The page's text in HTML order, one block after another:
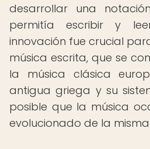
desarrollar una
permitía escribir y
innovación fue crucial
música escrita, que se
la música clásica
antigua griega y su
posible que la música
evolucionado de la